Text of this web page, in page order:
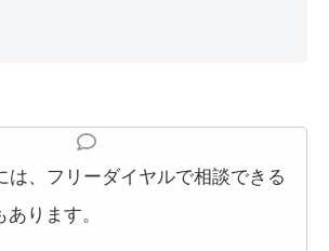
は、フリーダイヤルで相談できる
あります。